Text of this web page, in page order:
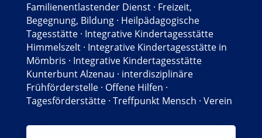
Familienentlastender Dienst· Freizeit,
Begegnung, Bildung· Heilpädagogische
Tagesstätte· Integrative Kindertagesstätte
Himmelszelt· Integrative Kindertagesstätte in
Mömbris · Integrative Kindertagesstätte
Kunterbunt Alzenau · interdisziplinäre
Frühförderstelle· Offene Hilfen ·
Tagesförderstätte· Treffpunkt Mensch · Verein